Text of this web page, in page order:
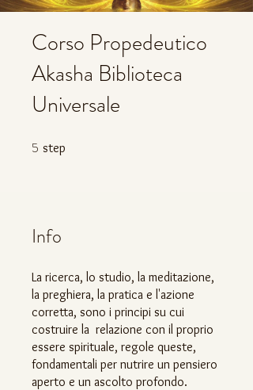
Corso Propedeutico
Akasha Biblioteca
Universale
5 step
Info
La ricerca, lo studio, la meditazione,
la preghiera, la pratica e l'azione
corretta, sono i principi su cui
costruire la relazione con il proprio
essere spirituale, regole queste,
fondamentali per nutrire un pensiero
aperto e un ascolto profondo.